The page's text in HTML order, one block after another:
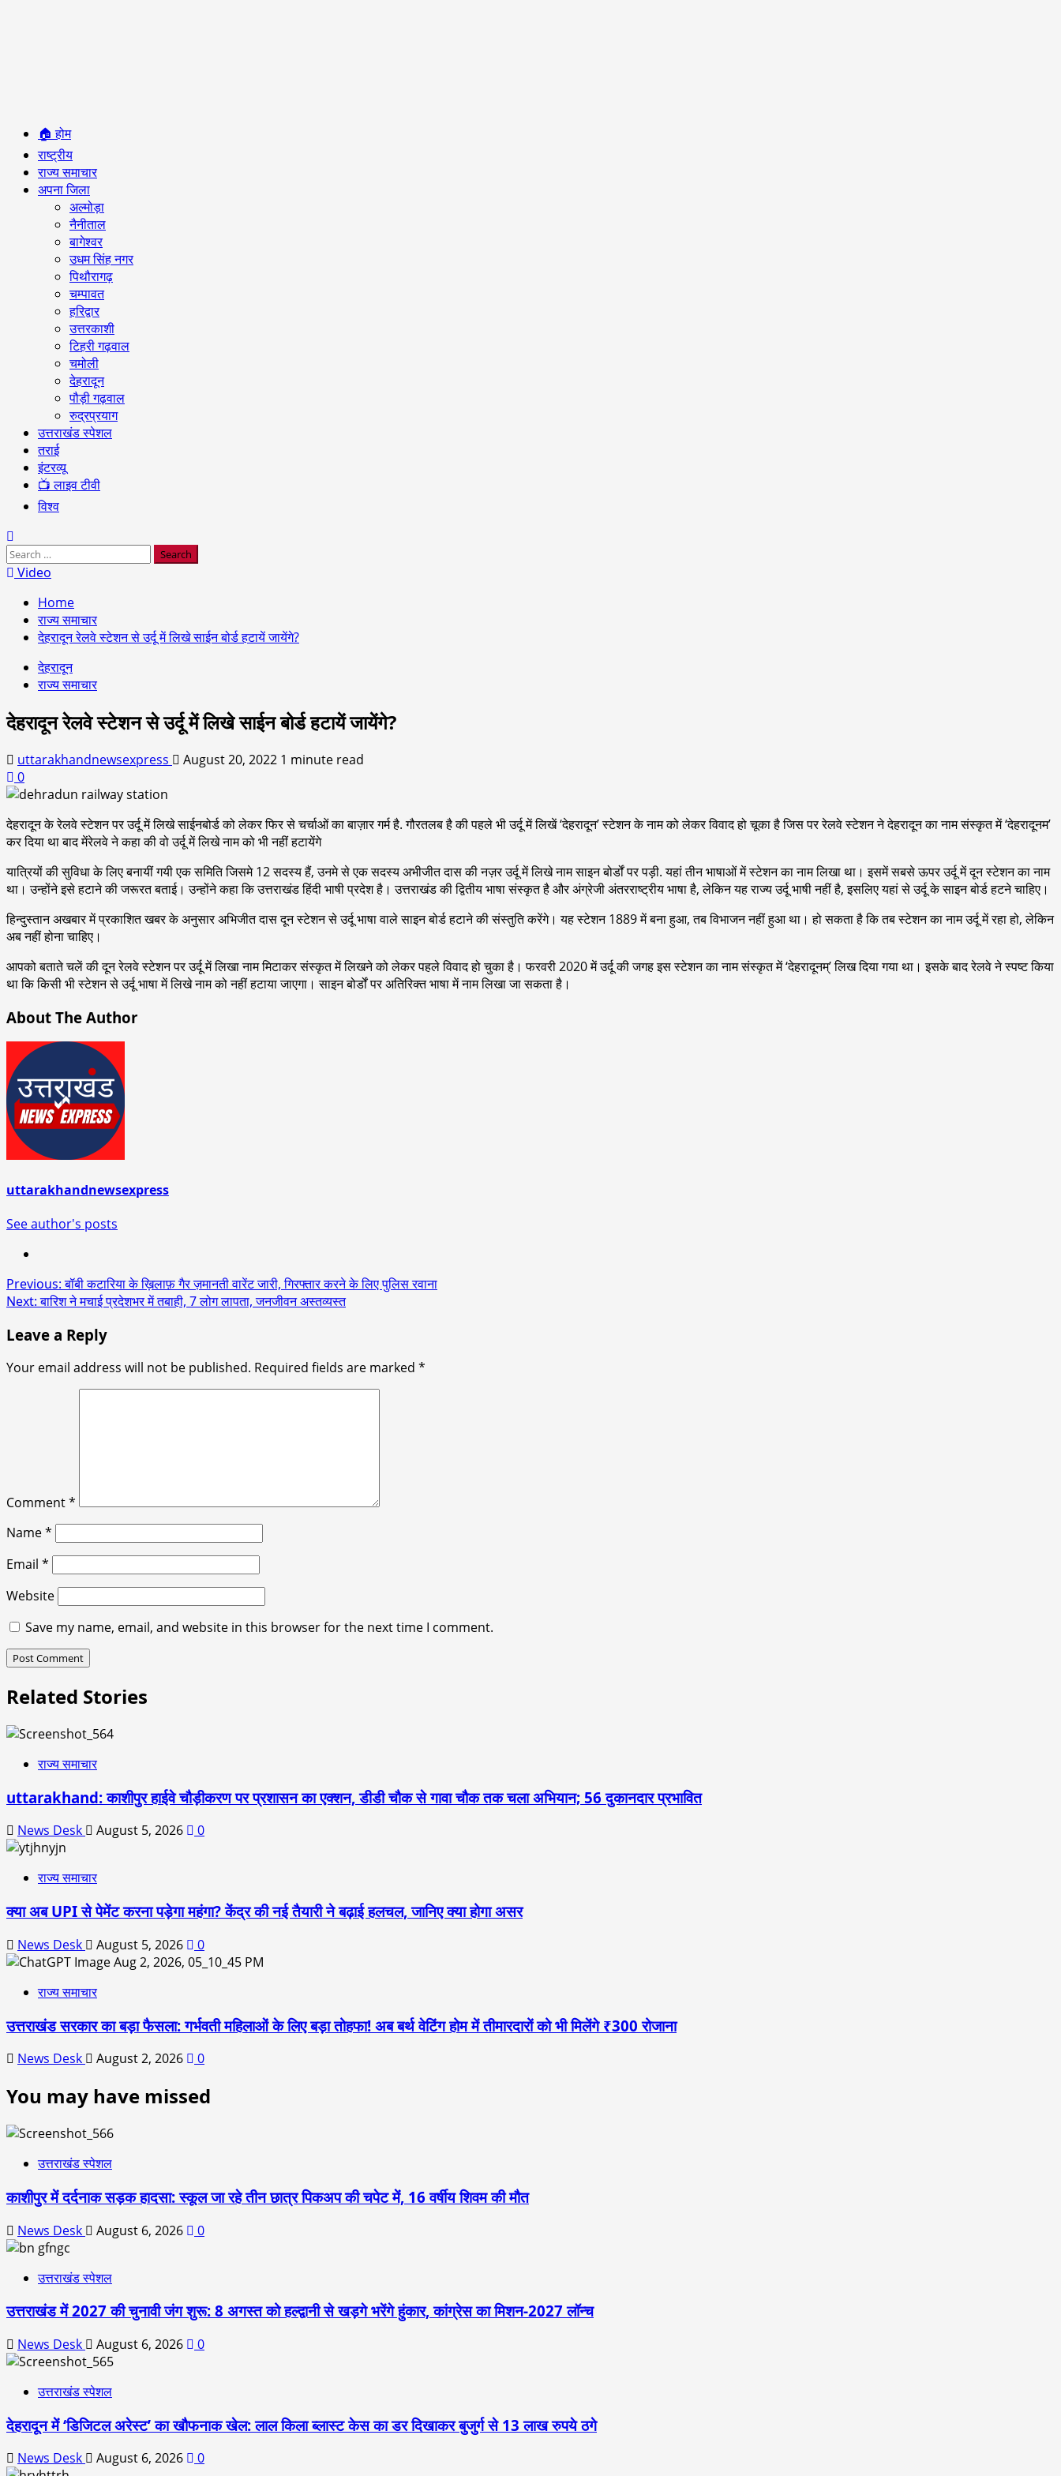
Primary
Menu
🏠 होम
राष्ट्रीय
राज्य समाचार
अपना जिला
अल्मोड़ा
नैनीताल
बागेश्वर
उधम सिंह नगर
पिथौरागढ़
चम्पावत
हरिद्वार
उत्तरकाशी
टिहरी गढ़वाल
चमोली
देहरादून
पौड़ी गढ़वाल
रुद्रप्रयाग
उत्तराखंड स्पेशल
तराई
इंटरव्यू
📺 लाइव टीवी
विश्व
Search
for:Video
Home
राज्य समाचार
देहरादून रेलवे स्टेशन से उर्दू में लिखे साईन बोर्ड हटायें जायेंगे?
देहरादून
राज्य समाचार
देहरादून रेलवे स्टेशन से उर्दू में लिखे साईन बोर्ड हटायें जायेंगे?
uttarakhandnewsexpress August 20, 2022 1 minute read
0
देहरादून के रेलवे स्टेशन पर उर्दू में लिखे साईनबोर्ड को लेकर फिर से चर्चाओं का बाज़ार गर्म है. गौरतलब है की पहले भी उर्दू में लिखें ‘देहरादून’ स्टेशन के नाम को लेकर विवाद हो चूका है जिस पर रेलवे स्टेशन ने देहरादून का नाम संस्कृत में ‘देहरादूनम’
कर दिया था बाद मेंरेलवे ने कहा की वो उर्दू में लिखे नाम को भी नहीं हटायेंगे
यात्रियों की सुविधा के लिए बनायीं गयी एक समिति जिसमे 12 सदस्य हैं, उनमे से एक सदस्य अभीजीत दास की नज़र उर्दू में लिखे नाम साइन बोर्डों पर पड़ी. यहां तीन भाषाओं में स्टेशन का नाम लिखा था। इसमें सबसे ऊपर उर्दू में दून स्टेशन का नाम
था। उन्होंने इसे हटाने की जरूरत बताई। उन्होंने कहा कि उत्तराखंड हिंदी भाषी प्रदेश है। उत्तराखंड की द्वितीय भाषा संस्कृत है और अंग्रेजी अंतरराष्ट्रीय भाषा है, लेकिन यह राज्य उर्दू भाषी नहीं है, इसलिए यहां से उर्दू के साइन बोर्ड हटने चाहिए।
हिन्दुस्तान अखबार में प्रकाशित खबर के अनुसार अभिजीत दास दून स्टेशन से उर्दू भाषा वाले साइन बोर्ड हटाने की संस्तुति करेंगे। यह स्टेशन 1889 में बना हुआ, तब विभाजन नहीं हुआ था। हो सकता है कि तब स्टेशन का नाम उर्दू में रहा हो, लेकिन
अब नहीं होना चाहिए।
आपको बताते चलें की दून रेलवे स्टेशन पर उर्दू में लिखा नाम मिटाकर संस्कृत में लिखने को लेकर पहले विवाद हो चुका है। फरवरी 2020 में उर्दू की जगह इस स्टेशन का नाम संस्कृत में ‘देहरादूनम्’ लिख दिया गया था। इसके बाद रेलवे ने स्पष्ट किया
था कि किसी भी स्टेशन से उर्दू भाषा में लिखे नाम को नहीं हटाया जाएगा। साइन बोर्डों पर अतिरिक्त भाषा में नाम लिखा जा सकता है।
About The Author
uttarakhandnewsexpress
See author's posts
Post
navigation
Previous:बॉबी कटारिया के ख़िलाफ़ गैर ज़मानती वारेंट जारी, गिरफ्तार करने के लिए पुलिस रवाना
Next:बारिश ने मचाई प्रदेशभर में तबाही, 7 लोग लापता, जनजीवन अस्तव्यस्त
Leave a Reply
Your email address will not be published. Required fields are marked *
Comment*
Name*
Email *
Website
Save my name, email, and website in this browser for the next time I comment.
Related Stories
राज्य समाचार
uttarakhand: काशीपुर हाईवे चौड़ीकरण पर प्रशासन का एक्शन, डीडी चौक से गावा चौक तक चला अभियान; 56 दुकानदार प्रभावित
News Desk August 5, 2026 0
राज्य समाचार
क्या अब UPI से पेमेंट करना पड़ेगा महंगा? केंद्र की नई तैयारी ने बढ़ाई हलचल, जानिए क्या होगा असर
News Desk August 5, 2026 0
राज्य समाचार
उत्तराखंड सरकार का बड़ा फैसला: गर्भवती महिलाओं के लिए बड़ा तोहफा! अब बर्थ वेटिंग होम में तीमारदारों को भी मिलेंगे ₹300 रोजाना
News Desk August 2, 2026 0
You may have missed
उत्तराखंड स्पेशल
काशीपुर में दर्दनाक सड़क हादसा: स्कूल जा रहे तीन छात्र पिकअप की चपेट में, 16 वर्षीय शिवम की मौत
News Desk August 6, 2026 0
उत्तराखंड स्पेशल
उत्तराखंड में 2027 की चुनावी जंग शुरू: 8 अगस्त को हल्द्वानी से खड़गे भरेंगे हुंकार, कांग्रेस का मिशन-2027 लॉन्च
News Desk August 6, 2026 0
उत्तराखंड स्पेशल
देहरादून में ‘डिजिटल अरेस्ट’ का खौफनाक खेल: लाल किला ब्लास्ट केस का डर दिखाकर बुजुर्ग से 13 लाख रुपये ठगे
News Desk August 6, 2026 0